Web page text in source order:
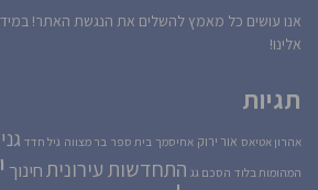
אנו עושים כל מאמץ להשלים את הנגשת האתר!
אלינו!
תגיות
אהרון אטיאס אור ירוק אחיסמך בית ספר בר מצווה גיל חדד
המהומות בלוד הסכם גג התחדשות עירוניתחינוך